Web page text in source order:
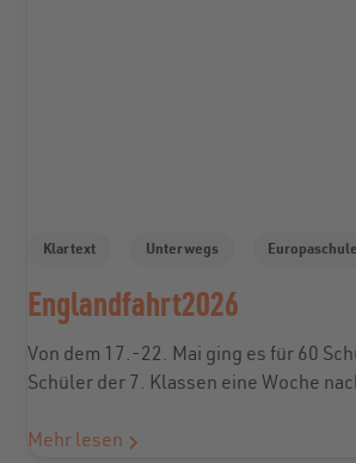
Klartext Unterwegs Europaschule
Englandfahrt2026
Von dem 17.-22. Mai ging es für 60
Schüler der 7. Klassen eine Woche
Mehr lesen